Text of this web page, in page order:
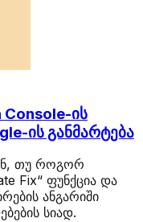
ის
ის განმარტება
თუ როგორ
Fix“ ფუნქცია და
ანგარიში
სიად.